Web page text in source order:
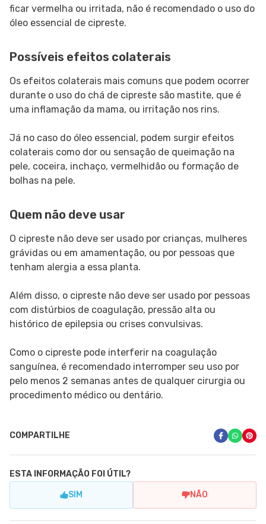
ficar vermelha ou irritada, não é recomendado o uso do
óleo essencial de cipreste.
Possíveis efeitos colaterais
Os efeitos colaterais mais comuns que podem ocorrer
durante o uso do chá de cipreste são mastite, que é
uma inflamação da mama, ou irritação nos rins.
Já no caso do óleo essencial, podem surgir efeitos
colaterais como dor ou sensação de queimação na
pele, coceira, inchaço, vermelhidão ou formação de
bolhas na pele.
Quem não deve usar
O cipreste não deve ser usado por crianças, mulheres
grávidas ou em amamentação, ou por pessoas que
tenham alergia a essa planta.
Além disso, o cipreste não deve ser usado por pessoas
com distúrbios de coagulação, pressão alta ou
histórico de epilepsia ou crises convulsivas.
Como o cipreste pode interferir na coagulação
sanguínea, é recomendado interromper seu uso por
pelo menos 2 semanas antes de qualquer cirurgia ou
procedimento médico ou dentário.
COMPARTILHE
ESTA INFORMAÇÃO FOI ÚTIL?
SIM NÃO